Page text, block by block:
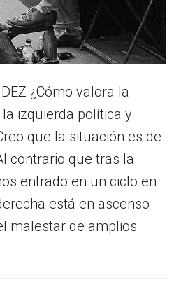
¿Cómo valora la
izquierda política y
que la situación es de
contrario que tras la
entrado en un ciclo en
está en ascenso
malestar de amplios